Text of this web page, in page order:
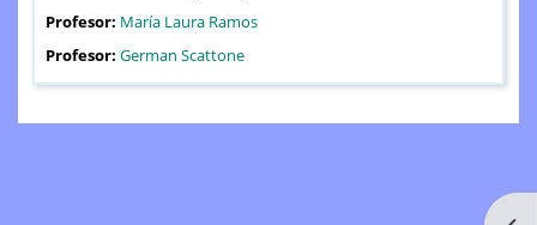
Profesor: María Laura Ramos
Profesor:German Scattone